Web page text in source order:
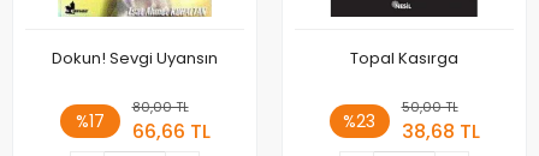
Dokun! Sevgi Uyansın
%17
80,00 TL
66,66 TL
Topal Kasırga
%23
50,00 TL
38,68 TL